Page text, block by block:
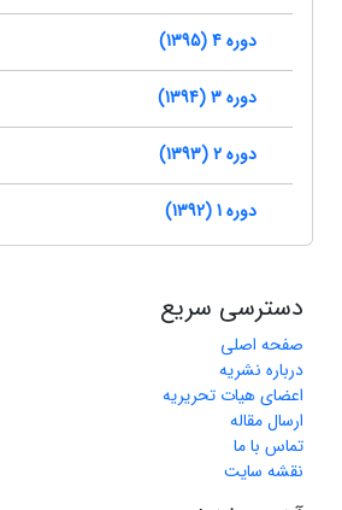
دوره 4 (1395)
دوره 3 (1394)
دوره 2 (1393)
دوره 1 (1392)
دسترسی سریع
صفحه اصلی
درباره نشریه
اعضای هیات تحریریه
ارسال مقاله
تماس با ما
نقشه سایت